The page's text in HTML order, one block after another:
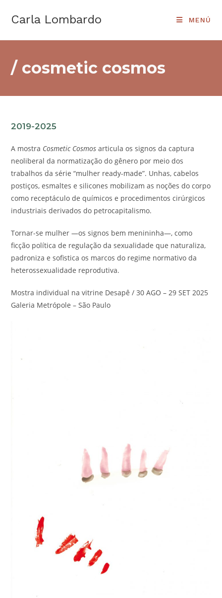
Carla Lombardo MENÚ
/ cosmetic cosmos
2019-2025
A mostra Cosmetic Cosmos articula os signos da captura
neoliberal da normatização do gênero por meio dos
trabalhos da série “mulher ready-made”. Unhas, cabelos
postiços, esmaltes e silicones mobilizam as noções do corpo
como receptáculo de químicos e procedimentos cirúrgicos
industriais derivados do petrocapitalismo.
Tornar-se mulher —os signos bem menininha—, como
ficção política de regulação da sexualidade que naturaliza,
padroniza e sofistica os marcos do regime normativo da
heterossexualidade reprodutiva.
Mostra individual na vitrine Desapê / 30 AGO – 29 SET 2025
Galeria Metrópole – São Paulo